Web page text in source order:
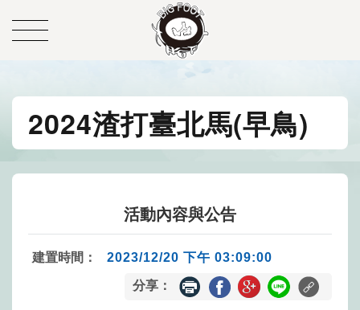
2024渣打臺北馬(早鳥)
活動內容與公告
建置時間： 2023/12/20 下午 03:09:00
分享：